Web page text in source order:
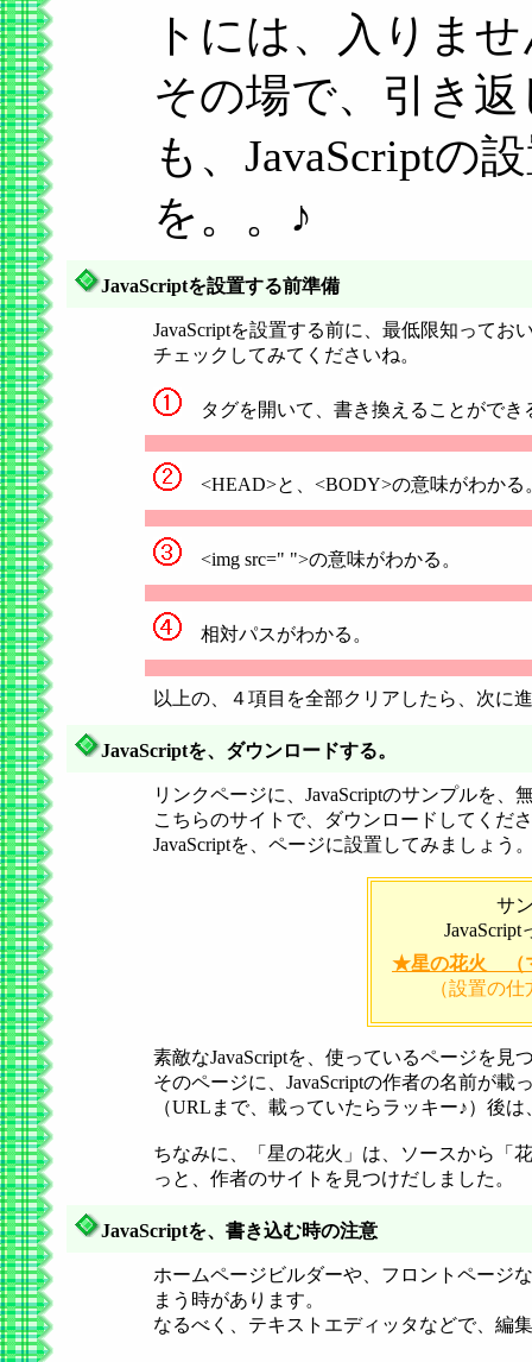
トには、入りま
その場で、引き
も、JavaScriptの
を。。♪
JavaScriptを設置する前準備
JavaScriptを設置する前に、最低限知ってお
チェックしてみてくださいね。
タグを開いて、書き換えることができ
<HEAD>と、<BODY>の意味がわかる
<img src=" ">の意味がわかる。
相対パスがわかる。
以上の、４項目を全部クリアしたら、次に
JavaScriptを、ダウンロードする。
リンクページに、JavaScriptのサンプルを
こちらのサイトで、ダウンロードしてくだ
JavaScriptを、ページに設置してみましょう
サ
★星の花火 （
（設置の
素敵なJavaScriptを、使っているページを
そのページに、JavaScriptの作者の名前が載
（URLまで、載っていたらラッキー♪）後
ちなみに、「星の花火」は、ソースから「
っと、作者のサイトを見つけだしました。
JavaScriptを、書き込む時の注意
ホームページビルダーや、フロントページ
まう時があります。
なるべく、テキストエディッタなどで、編